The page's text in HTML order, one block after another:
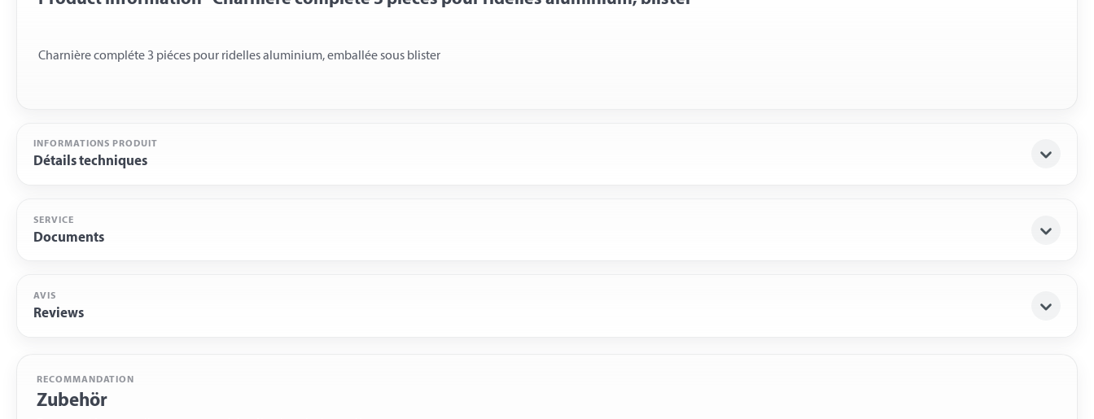
Charnière compléte 3 piéces pour ridelles aluminium, emballée sous blister
INFORMATIONS PRODUIT
Détails techniques
SERVICE
Documents
AVIS
Reviews
RECOMMANDATION
Zubehör